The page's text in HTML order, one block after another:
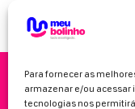
Para fornecer as
armazenar e/ou
tecnologias nos